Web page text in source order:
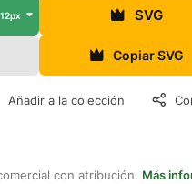
SVG
Copiar SVG
Añadir a la colección
con atribución. Más